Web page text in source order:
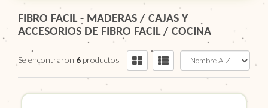
FIBRO FACIL - MADERAS / CAJAS Y
ACCESORIOS DE FIBRO FACIL / COCINA
Se encontraron 6 productos